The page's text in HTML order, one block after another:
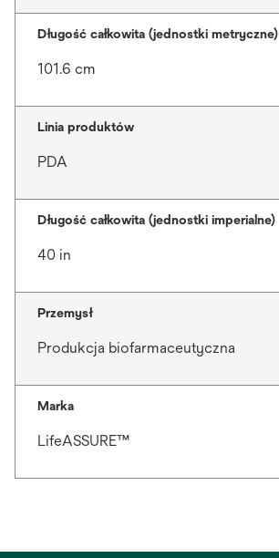
Długość całkowita (jednostki metryczne)
101.6 cm
Linia produktów
PDA
Długość całkowita (jednostki imperialne)
40 in
Przemysł
Produkcja biofarmaceutyczna
Marka
LifeASSURE™